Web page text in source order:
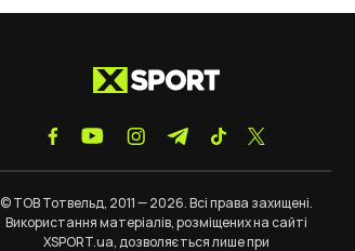
© ТОВ Тотвельд, 2011 — 2026. Всі права захищені.
Використання матеріалів, розміщених на сайті
XSPORT.ua, дозволяється лише при